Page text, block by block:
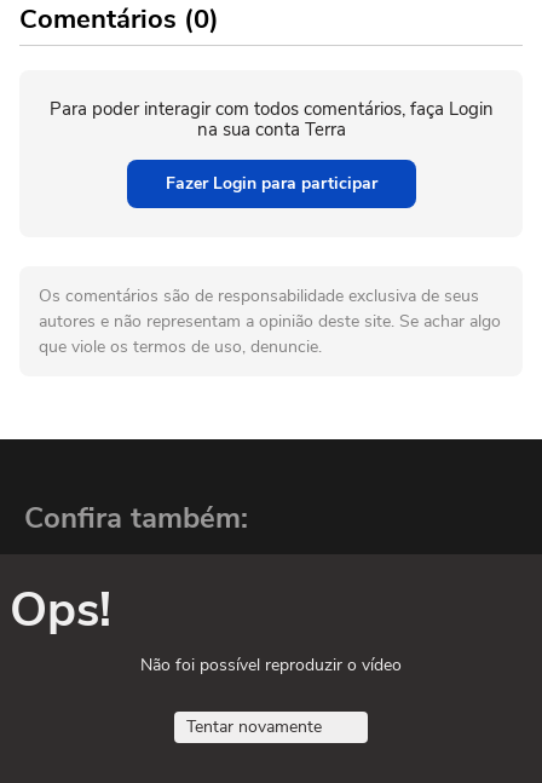
Comentários (0)
Para poder interagir com todos comentários, faça Login
na sua conta Terra
Fazer Login para participar
Os comentários são de responsabilidade exclusiva de seus
autores e não representam a opinião deste site. Se achar algo
que viole os termos de uso, denuncie.
Confira também:
Ops!
Não foi possível reproduzir o vídeo
Tentar novamente